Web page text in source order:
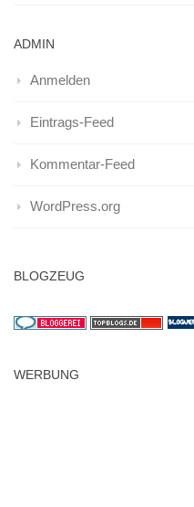
ADMIN
Anmelden
Eintrags-Feed
Kommentar-Feed
WordPress.org
BLOGZEUG
WERBUNG